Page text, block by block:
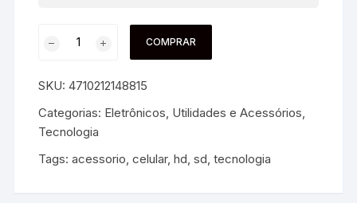
COMPRAR
SKU:4710212148815
Categorias: Eletrônicos, Utilidades e Acessórios
Tecnologia
Tags:acessorio ,celular,hd ,sd ,tecnologia